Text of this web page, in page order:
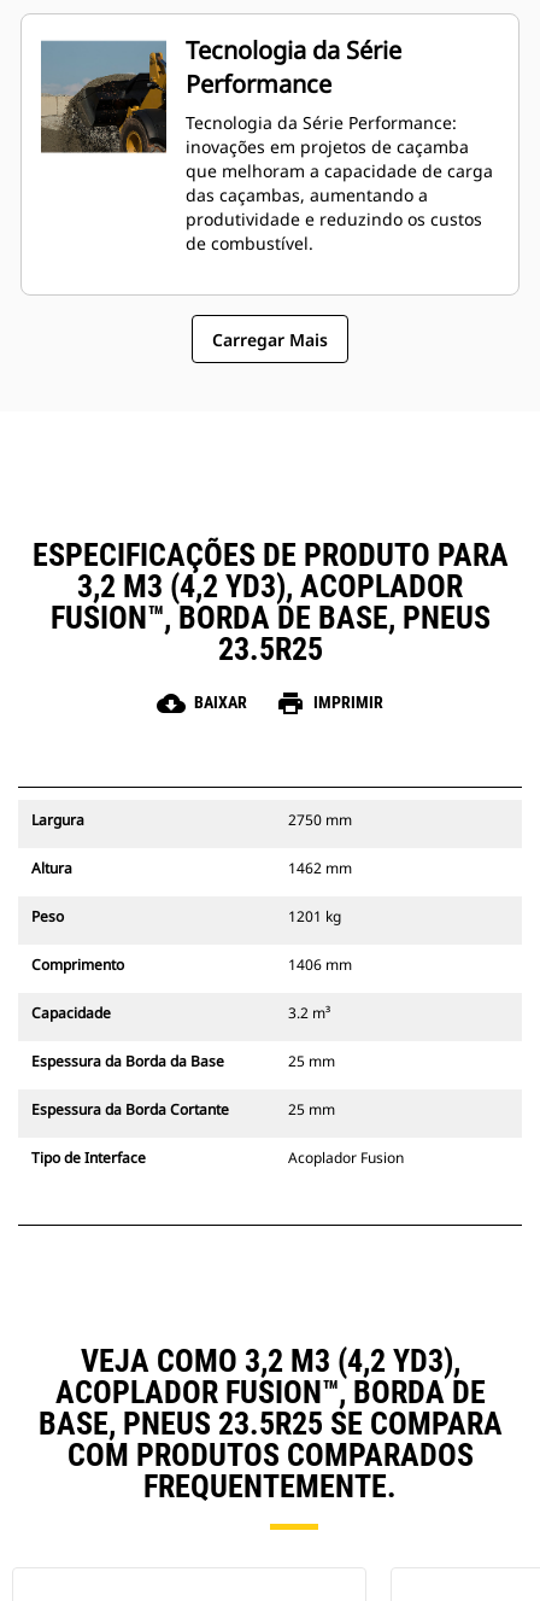
Tecnologia da Série
Performance
Tecnologia da Série Performance:
inovações em projetos de caçamba
que melhoram a capacidade de carga
das caçambas, aumentando a
produtividade e reduzindo os custos
de combustível.
Carregar Mais
ESPECIFICAÇÕES DE PRODUTO PARA
3,2 M3 (4,2 YD3), ACOPLADOR
FUSION™, BORDA DE BASE, PNEUS
23.5R25
cloud_download BAIXAR print IMPRIMIR
Largura 2750 mm
Altura 1462 mm
Peso 1201 kg
Comprimento 1406 mm
Capacidade 3.2 m³
Espessura da Borda da Base 25 mm
Espessura da Borda Cortante 25 mm
Tipo de Interface Acoplador Fusion
VEJA COMO 3,2 M3 (4,2 YD3),
ACOPLADOR FUSION™, BORDA DE
BASE, PNEUS 23.5R25 SE COMPARA
COM PRODUTOS COMPARADOS
FREQUENTEMENTE.